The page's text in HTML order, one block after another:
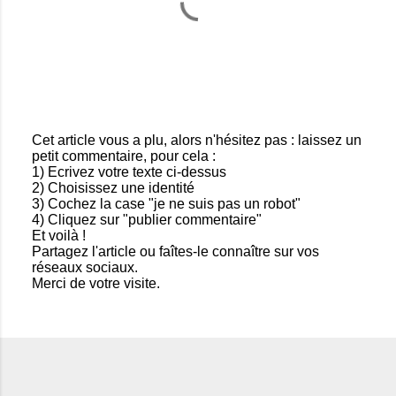
E
n
r
e
g
i
s
t
r
Cet article vous a plu, alors n'hésitez pas : laissez un
petit commentaire, pour cela :
1) Ecrivez votre texte ci-dessus
2) Choisissez une identité
3) Cochez la case "je ne suis pas un robot"
4) Cliquez sur "publier commentaire"
Et voilà !
Partagez l'article ou faîtes-le connaître sur vos
réseaux sociaux.
Merci de votre visite.